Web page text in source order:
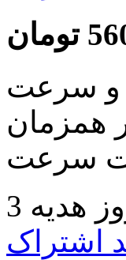
تومان
و سرعت
همزمان
سرعت
هدیه
اشتراک